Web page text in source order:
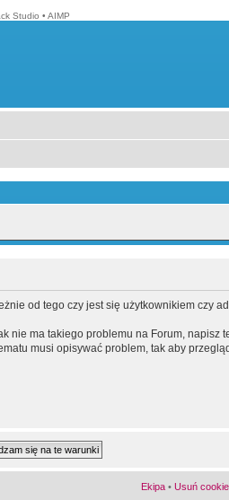
Studio • AIMP
od tego czy jest się użytkownikiem czy
nie ma takiego problemu na Forum, napisz
musi opisywać problem, tak aby
Ekipa • Usuń